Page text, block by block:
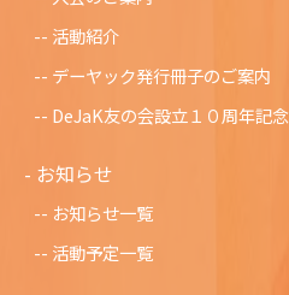
活動紹介
デーヤック発行冊子のご案内
DeJaK友の会設立１０周年記念
お知らせ
お知らせ一覧
活動予定一覧